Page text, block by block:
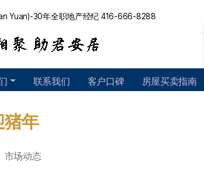
Yuan)-30年全职地产经纪 416-666-8288
联系我们 客户口碑 房屋买卖指南
猪年
市场动态